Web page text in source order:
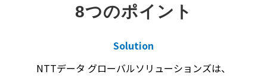
8つのポイント
Solution
NTTデータ グローバルソリューションズは、